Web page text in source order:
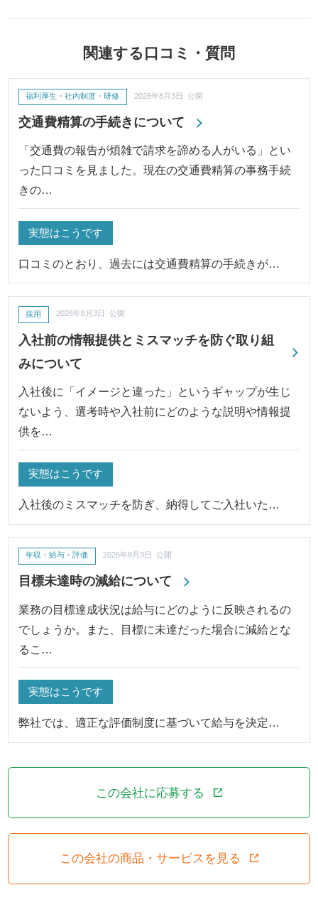
関連する口コミ・質問
交通費精算の手続きについて
福利厚生・社内制度・研修 2026年8月3日 公開
「交通費の報告が煩雑で請求を諦める人がいる」とい
った口コミを見ました。現在の交通費精算の事務手続
きの…
実態はこうです
口コミのとおり、過去には交通費精算の手続きが…
入社前の情報提供とミスマッチを防ぐ取り組
みについて
採用 2026年8月3日 公開
入社後に「イメージと違った」というギャップが生じ
ないよう、選考時や入社前にどのような説明や情報提
供を…
実態はこうです
入社後のミスマッチを防ぎ、納得してご入社いた…
目標未達時の減給について
年収・給与・評価 2026年8月3日 公開
業務の目標達成状況は給与にどのように反映されるの
でしょうか。また、目標に未達だった場合に減給とな
るこ…
実態はこうです
弊社では、適正な評価制度に基づいて給与を決定…
この会社に応募する
この会社の商品・サービスを見る